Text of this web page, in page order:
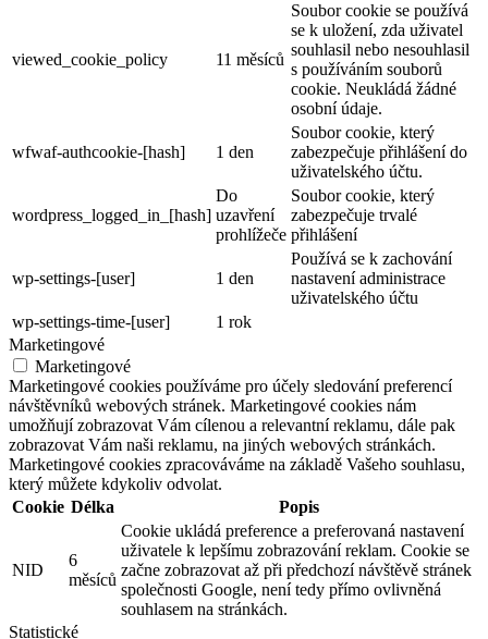
viewed_cookie_policy 11 měsíců
Soubor cookie se používá
se k uložení, zda uživatel
souhlasil nebo nesouhlasil
s používáním souborů
cookie. Neukládá žádné
osobní údaje.
wfwaf-authcookie-[hash] 1 den
Soubor cookie, který
zabezpečuje přihlášení do
uživatelského účtu.
wordpress_logged_in_[hash]
Do
uzavření
prohlížeče
Soubor cookie, který
zabezpečuje trvalé
přihlášení
wp-settings-[user] 1 den
Používá se k zachování
nastavení administrace
uživatelského účtu
wp-settings-time-[user]
1 rok
Marketingové
Marketingové
Marketingové cookies používáme pro účely sledování preferencí
návštěvníků webových stránek. Marketingové cookies nám
umožňují zobrazovat Vám cílenou a relevantní reklamu, dále pak
zobrazovat Vám naši reklamu, na jiných webových stránkách.
Marketingové cookies zpracováváme na základě Vašeho souhlasu,
který můžete kdykoliv odvolat.
Cookie Délka Popis
NID
6
měsíců
Cookie ukládá preference a preferovaná nastavení
uživatele k lepšímu zobrazování reklam. Cookie se
začne zobrazovat až při předchozí návštěvě stránek
společnosti Google, není tedy přímo ovlivněná
souhlasem na stránkách.
Statistické